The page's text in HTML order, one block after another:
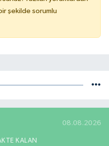
şekilde sorumlu
08.08.2026
KALAN